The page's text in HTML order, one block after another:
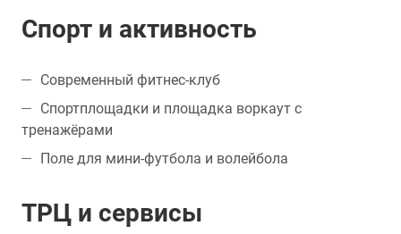
Спорт и активность
Современный фитнес-клуб
Спортплощадки и площадка воркаут с
тренажёрами
Поле для мини-футбола и волейбола
ТРЦ и сервисы